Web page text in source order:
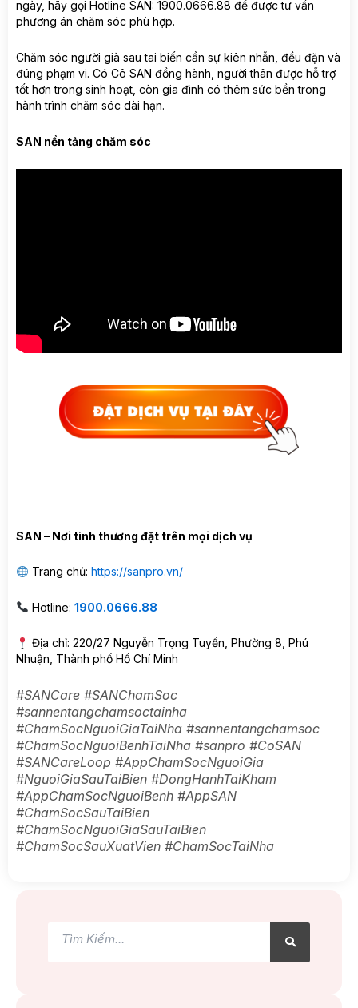
ngày, hãy gọi Hotline SAN: 1900.0666.88 để được tư vấn
phương án chăm sóc phù hợp.
Chăm sóc người già sau tai biến cần sự kiên nhẫn, đều đặn và
đúng phạm vi. Có Cô SAN đồng hành, người thân được hỗ trợ
tốt hơn trong sinh hoạt, còn gia đình có thêm sức bền trong
hành trình chăm sóc dài hạn.
SAN nền tảng chăm sóc
SAN – Nơi tình thương đặt trên mọi dịch vụ
Trang chủ: https://sanpro.vn/
Hotline: 1900.0666.88
Địa chỉ: 220/27 Nguyễn Trọng Tuyển, Phường 8, Phú
Nhuận, Thành phố Hồ Chí Minh
#SANCare #SANChamSoc
#sannentangchamsoctainha
#ChamSocNguoiGiaTaiNha #sannentangchamsoc
#ChamSocNguoiBenhTaiNha #sanpro #CoSAN
#SANCareLoop #AppChamSocNguoiGia
#NguoiGiaSauTaiBien #DongHanhTaiKham
#AppChamSocNguoiBenh #AppSAN
#ChamSocSauTaiBien
#ChamSocNguoiGiaSauTaiBien
#ChamSocSauXuatVien #ChamSocTaiNha
kiếm
Tìm